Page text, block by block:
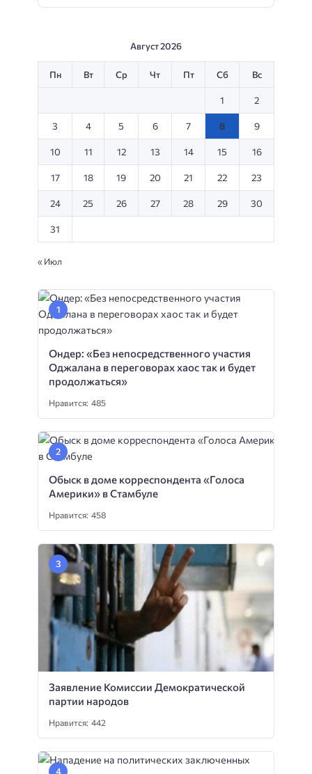
Август 2026
Пн Вт Ср Чт Пт Сб Вс
1 2
3 4 5 6 7 8 9
10 11 12 13 14 15 16
17 18 19 20 21 22 23
24 25 26 27 28 29 30
31
« Июл
Ондер: «Без непосредственного участия
Оджалана в переговорах хаос так и будет
продолжаться»
Нравится: 485
Обыск в доме корреспондента «Голоса
Америки» в Стамбуле
Нравится: 458
Заявление Комиссии Демократической
партии народов
Нравится: 442